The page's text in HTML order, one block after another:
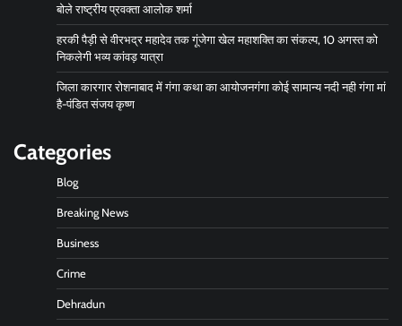
बोले राष्ट्रीय प्रवक्ता आलोक शर्मा
हरकी पैड़ी से वीरभद्र महादेव तक गूंजेगा खेल महाशक्ति का संकल्प, 10 अगस्त को
निकलेगी भव्य कांवड़ यात्रा
जिला कारगार रोशनाबाद में गंगा कथा का आयोजनगंगा कोई सामान्य नदी नही गंगा मां
है-पंडित संजय कृष्ण
Categories
Blog
Breaking News
Business
Crime
Dehradun